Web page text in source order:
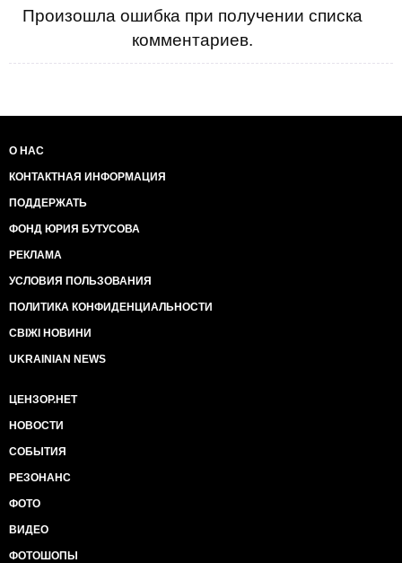
Произошла ошибка при получении списка
комментариев.
О НАС
КОНТАКТНАЯ ИНФОРМАЦИЯ
ПОДДЕРЖАТЬ
ФОНД ЮРИЯ БУТУСОВА
РЕКЛАМА
УСЛОВИЯ ПОЛЬЗОВАНИЯ
ПОЛИТИКА КОНФИДЕНЦИАЛЬНОСТИ
СВІЖІ НОВИНИ
UKRAINIAN NEWS
ЦЕНЗОР.НЕТ
НОВОСТИ
СОБЫТИЯ
РЕЗОНАНС
ФОТО
ВИДЕО
ФОТОШОПЫ